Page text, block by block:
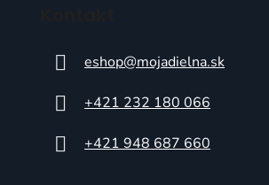
eshop@mojadielna.sk
+421 232 180 066
+421 948 687 660